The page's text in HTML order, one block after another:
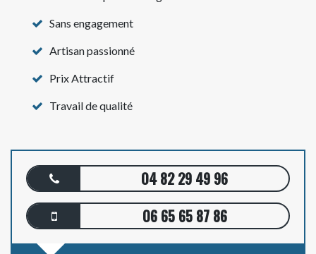
Sans engagement
Artisan passionné
Prix Attractif
Travail de qualité
04 82 29 49 96
06 65 65 87 86